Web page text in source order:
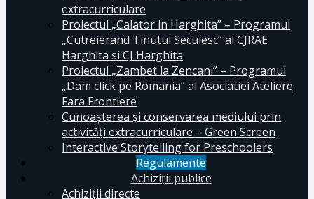
extracurriculare
Proiectul „Calator in Harghita” – Programul
„Cutreierand Tinutul Secuiesc” al CJRAE
Harghita si CJ Harghita
Proiectul „Zambet la Zencani” – Programul
„Dam click pe Romania” al Asociatiei Ateliere
Fara Frontiere
Cunoașterea și conservarea mediului prin
activități extracurriculare – Green Screen
Interactive Storytelling for Preschoolers
Regulamente
Achiziții publice
Achiziții directe